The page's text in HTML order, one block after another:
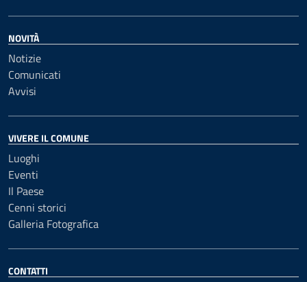
NOVITÀ
Notizie
Comunicati
Avvisi
VIVERE IL COMUNE
Luoghi
Eventi
Il Paese
Cenni storici
Galleria Fotografica
CONTATTI